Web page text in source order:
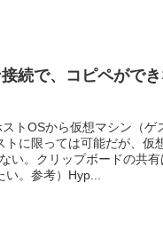
続で、コピペがで
トOSから仮想マシン（ゲ
トに限っては可能だが、仮
い。クリップボードの共有
い。参考）Hyp...